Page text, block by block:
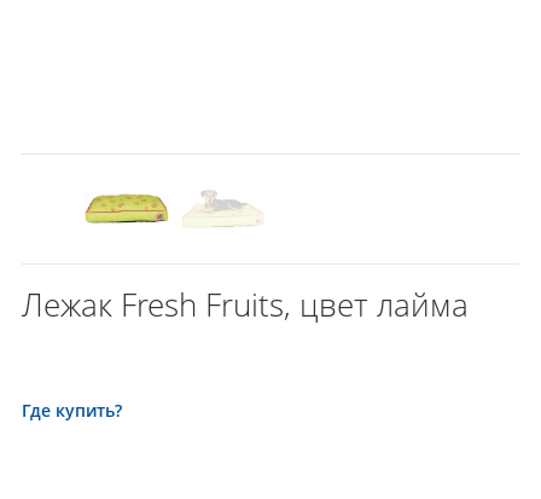
Лежак Fresh Fruits, цвет лайма
Где купить?